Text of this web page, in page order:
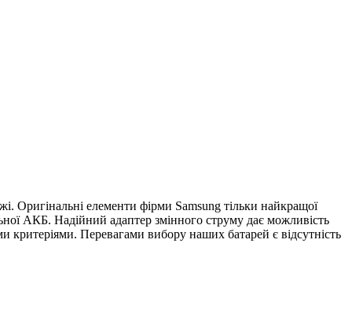
Оригінальні елементи фірми Samsung тільки найкращої
АКБ. Надійний адаптер змінного струму дає можливість
критеріями. Перевагами вибору наших батарей є відсутність